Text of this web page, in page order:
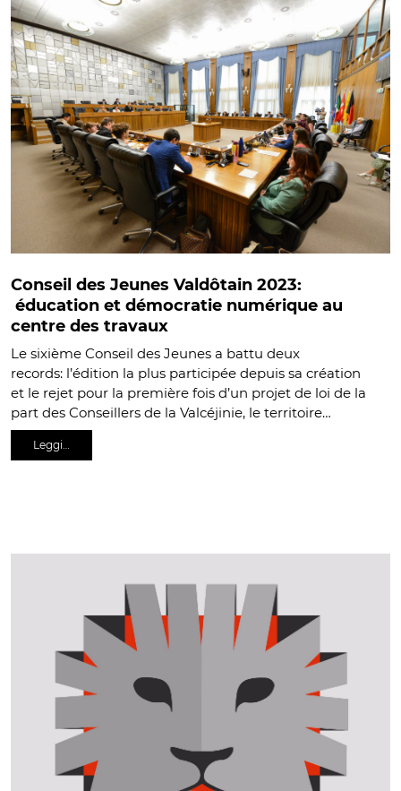
Conseil des Jeunes Valdôtain 2023:
éducation et démocratie numérique au
centre des travaux
Le sixième Conseil des Jeunes a battu deux
records: l’édition la plus participée depuis sa création
et le rejet pour la première fois d’un projet de loi de la
part des Conseillers de la Valcéjinie, le territoire…
Leggi…